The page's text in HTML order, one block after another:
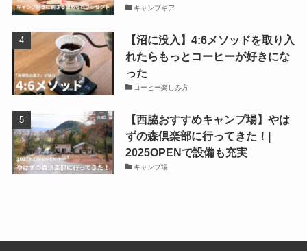
キャンプギア
【沼に没入】4:6メソッドを取り入
れたらもっとコーヒーが好きにな
った
コーヒー楽しみ方
【西脇おすすめキャンプ場】やは
ずの森倶楽部に行ってきた！|
2025OPENで設備も充実
キャンプ場